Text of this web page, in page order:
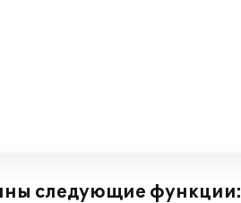
следующие функции: